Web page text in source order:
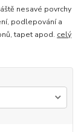
nesavé povrchy
podlepování a
tapet apod. celý